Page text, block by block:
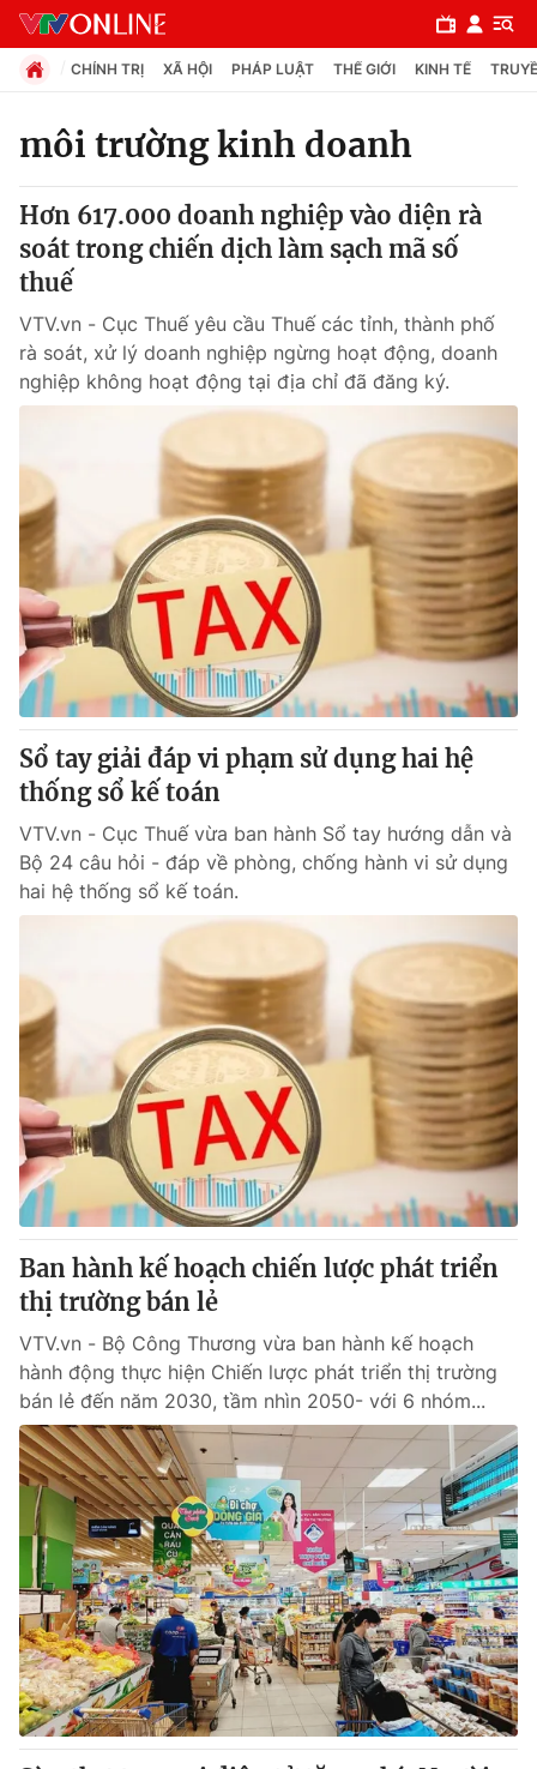
Chuyên mục
Chính trị
Pháp luật
Thế giới
Tin tức
Thế giới đó đây
Câu chuyện quốc tế
Kinh tế
Tài chính
Thị trường
Góc doanh nghiệp
Dữ liệu và đời sống
Truyền hình
Phim VTV
Hậu trường
Nhân vật
Khán giả
Giải sao mai
Giải trí
Điện ảnh
Âm nhạc
Đời sống
Du lịch
Chất lượng cuộc sống
Tuyển sinh
Học trực tuyến
Công nghệ
Hitech Công nghệ tương lai
Sản phẩm
Thị trường
Tư vấn
Giao lưu trực tuyến
Lịch phát sóng
Chuyên mục khác
Emagazine Podcast
Photo Infographic
Video Shorts video
VTV Money VTV Thể thao
VTV Sức khoẻ Bất động sản
Thị trường 24h Tấm lòng Việt
VTV4 Vươn mình bằng AI
CHÍNH TRỊ XÃ HỘI PHÁP LUẬT THẾ GIỚI KINH TẾ
môi trường kinh doanh
Hơn 617.000 doanh nghiệp vào diện rà
soát trong chiến dịch làm sạch mã số
thuế
VTV.vn - Cục Thuế yêu cầu Thuế các tỉnh, thành phố
rà soát, xử lý doanh nghiệp ngừng hoạt động, doanh
nghiệp không hoạt động tại địa chỉ đã đăng ký.
Sổ tay giải đáp vi phạm sử dụng hai hệ
thống sổ kế toán
VTV.vn - Cục Thuế vừa ban hành Sổ tay hướng dẫn và
Bộ 24 câu hỏi - đáp về phòng, chống hành vi sử dụng
hai hệ thống sổ kế toán.
Ban hành kế hoạch chiến lược phát triển
thị trường bán lẻ
VTV.vn - Bộ Công Thương vừa ban hành kế hoạch
hành động thực hiện Chiến lược phát triển thị trường
bán lẻ đến năm 2030, tầm nhìn 2050- với 6 nhóm...